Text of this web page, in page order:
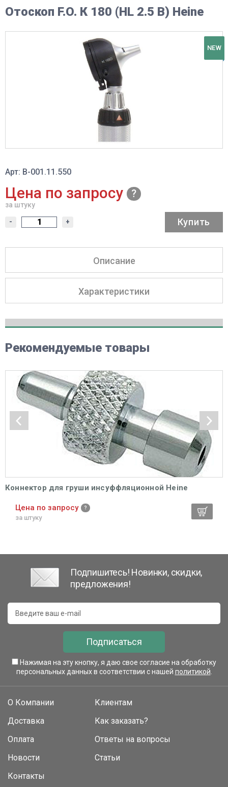
Отоскоп F.O. К 180 (HL 2.5 В) Heine
NEW
Арт: В-001.11.550
Цена по запросу
за штуку
- + Купить
Описание
Характеристики
Рекомендуемые товары
Коннектор для груши инсуффляционной Heine
Цена по запросу
за штуку
Подпишитесь! Новинки, скидки,
предложения!
Подписаться
Нажимая на эту кнопку, я даю свое согласие на обработку
персональных данных в соответствии с нашей политикой
О Компании
Доставка
Оплата
Новости
Клиентам
Как заказать?
Ответы на вопросы
Статьи
Контакты